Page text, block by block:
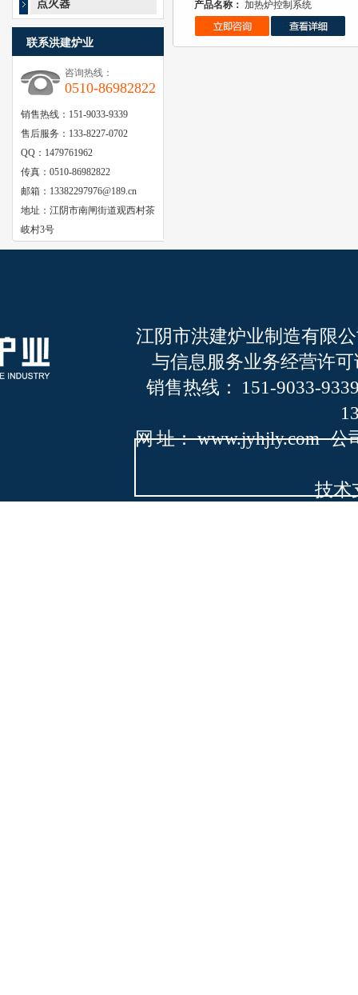
点火器
联系洪建炉业
咨询热线：
0510-86982822
销售热线：151-9033-9339
售后服务：133-8227-0702
QQ：1479761962
传真：0510-86982822
邮箱：13382297976@189.cn
地址：江阴市南闸街道观西村茶
岐村3号
产品名称： 加热炉控制系统
江阴市洪建炉业制造有限
与信息服务业务经营许
销售热线： 151-9033-
网 址： www.jyhjly.com公
技术